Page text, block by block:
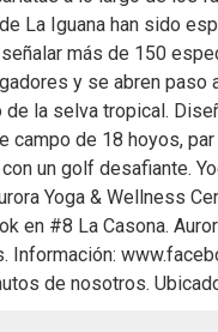
La Iguana han sido
más de 150
y se abren paso
la selva tropical.
campo de 18 hoyos,
un golf desafiante.
Yoga & Wellness
en #8 La Casona.
Información:
de nosotros.